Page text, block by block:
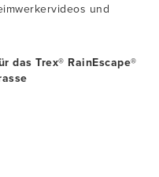
und
das Trex® RainEscape®